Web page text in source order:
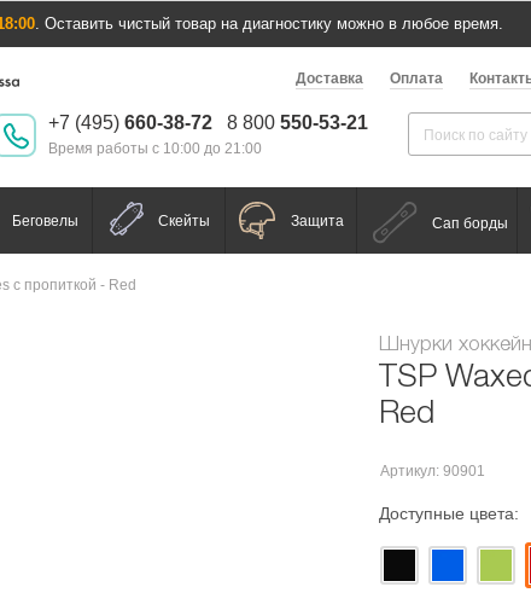
. Оставить чистый товар на диагностику можно в любое время.
Доставка Оплата
+7 (495) 660-38-72 8 800 550-53-21
Время работы с 10:00 до 21:00
Беговелы Скейты Защита Сап борды
с пропиткой - Red
Шнурки
TSP
Red
Артикул: 90901
Доступные цвета: